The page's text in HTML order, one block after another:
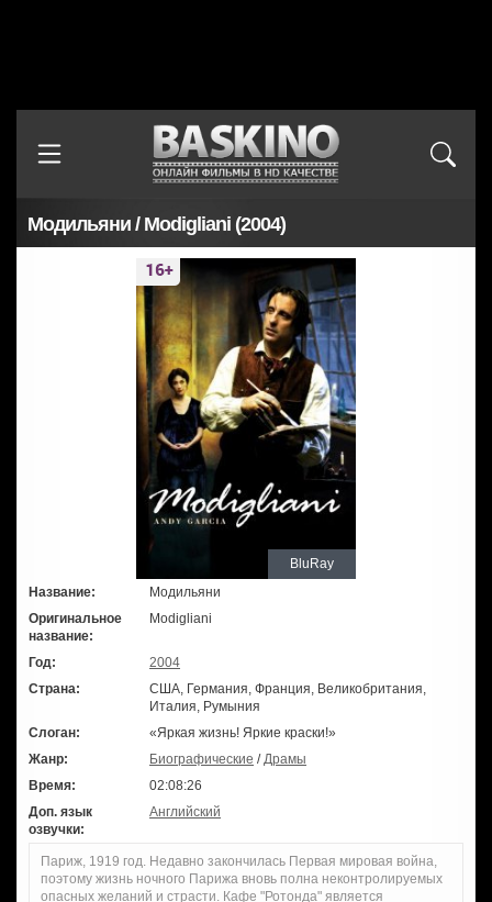
Модильяни / Modigliani (2004)
BluRay
Название:
Модильяни
Оригинальное
название:
Modigliani
Год:
2004
Страна:
США, Германия, Франция, Великобритания,
Италия, Румыния
Слоган:
«Яркая жизнь! Яркие краски!»
Жанр:
Биографические /Драмы
Время:
02:08:26
Доп. язык
озвучки:
Английский
Париж, 1919 год. Недавно закончилась Первая мировая война,
поэтому жизнь ночного Парижа вновь полна неконтролируемых
опасных желаний и страсти. Кафе "Ротонда" является